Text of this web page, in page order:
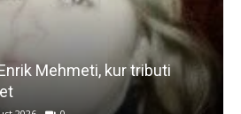
Mehmeti, kur tributi